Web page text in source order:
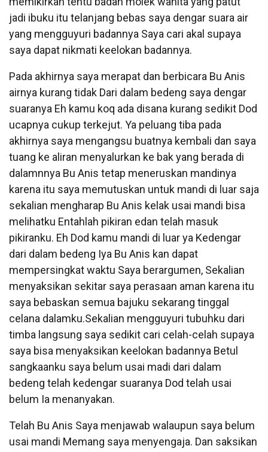
jadi ibuku itu telanjang bebas saya dengar suara air
yang mengguyuri badannya Saya cari akal supaya
saya dapat nikmati keelokan badannya.
Pada akhirnya saya merapat dan berbicara Bu Anis
airnya kurang tidak Dari dalam bedeng saya dengar
suaranya Eh kamu koq ada disana kurang sedikit Dod
ucapnya cukup terkejut. Ya peluang tiba pada
akhirnya saya mengangsu buatnya kembali dan saya
tuang ke aliran menyalurkan ke bak yang berada di
dalamnnya Bu Anis tetap meneruskan mandinya
karena itu saya memutuskan untuk mandi di luar saja
sekalian mengharap Bu Anis kelak usai mandi bisa
melihatku Entahlah pikiran edan telah masuk
pikiranku. Eh Dod kamu mandi di luar ya Kedengar
dari dalam bedeng Iya Bu Anis kan dapat
mempersingkat waktu Saya berargumen, Sekalian
menyaksikan sekitar saya perasaan aman karena itu
saya bebaskan semua bajuku sekarang tinggal
celana dalamku.Sekalian mengguyuri tubuhku dari
timba langsung saya sedikit cari celah-celah supaya
saya bisa menyaksikan keelokan badannya Betul
sangkaanku saya belum usai madi dari dalam
bedeng telah kedengar suaranya Dod telah usai
belum Ia menanyakan.
Telah Bu Anis Saya menjawab walaupun saya belum
usai mandi Memang saya menyengaja. Dan saksikan